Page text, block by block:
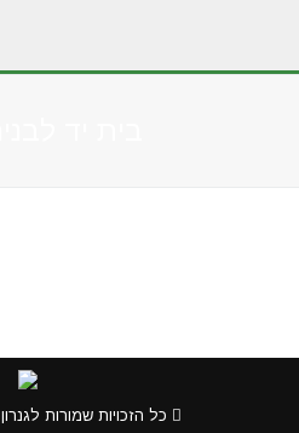
כל הזכויות שמורות לגנרון 2026 |